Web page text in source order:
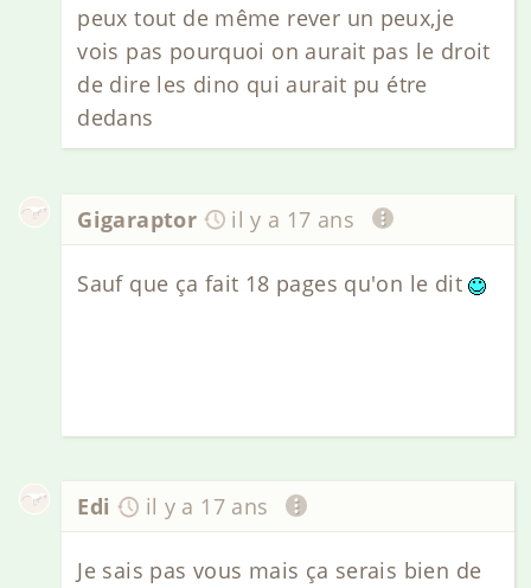
peux tout de même rever un peux,je
vois pas pourquoi on aurait pas le droit
de dire les dino qui aurait pu étre
dedans
Gigaraptor il y a 17 ans
Sauf que ça fait 18 pages qu'on le dit
Edi il y a 17 ans
Je sais pas vous mais ça serais bien de